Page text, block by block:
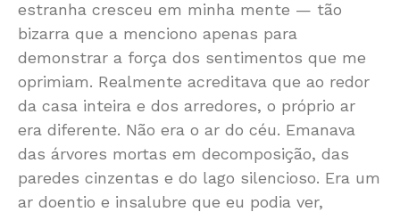
estranha cresceu em minha mente — tão
bizarra que a menciono apenas para
demonstrar a força dos sentimentos que me
oprimiam. Realmente acreditava que ao redor
da casa inteira e dos arredores, o próprio ar
era diferente. Não era o ar do céu. Emanava
das árvores mortas em decomposição, das
paredes cinzentas e do lago silencioso. Era um
ar doentio e insalubre que eu podia ver,